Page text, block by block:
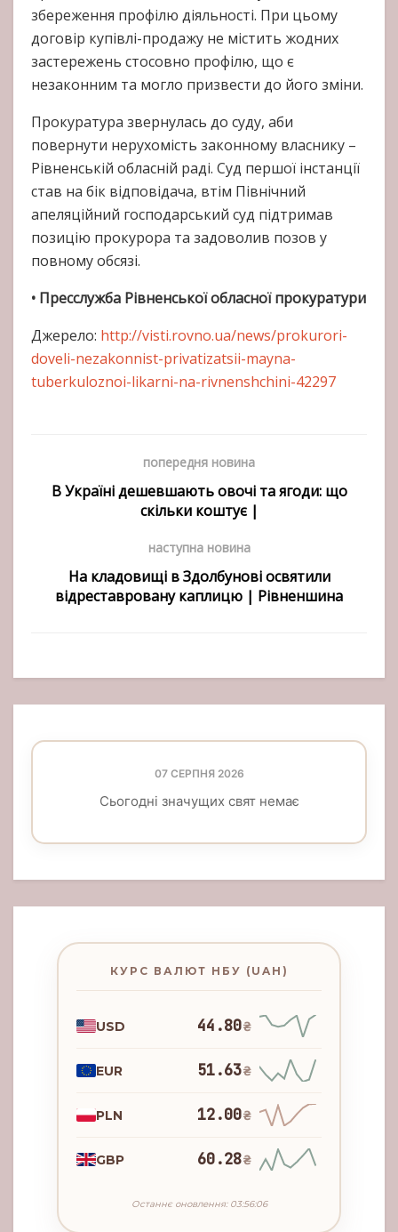
збереження профілю діяльності. При цьому
договір купівлі-продажу не містить жодних
застережень стосовно профілю, що є
незаконним та могло призвести до його зміни.
Прокуратура звернулась до суду, аби
повернути нерухомість законному власнику –
Рівненській обласній раді. Суд першої інстанції
став на бік відповідача, втім Північний
апеляційний господарський суд підтримав
позицію прокурора та задоволив позов у
повному обсязі.
• Пресслужба Рівненської обласної прокуратури
Джерело: http://visti.rovno.ua/news/prokurori-
doveli-nezakonnist-privatizatsii-mayna-
tuberkuloznoi-likarni-na-rivnenshchini-42297
попередня новина
В Україні дешевшають овочі та ягоди: що
скільки коштує |
наступна новина
На кладовищі в Здолбунові освятили
відреставровану каплицю | Рівненшина
07 СЕРПНЯ 2026
Сьогодні значущих свят немає
КУРС ВАЛЮТ НБУ (UAH)
USD 44.80₴
EUR 51.63₴
PLN 12.00₴
GBP 60.28₴
Останнє оновлення: 03:56:06